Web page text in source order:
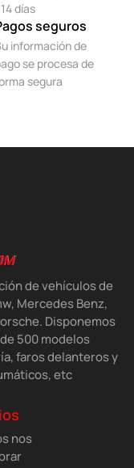
14 días
seguros
información de
se procesa de
segura
de vehículos de
Mercedes Benz,
Disponemos
500 modelos
faros delanteros y
etc
nos